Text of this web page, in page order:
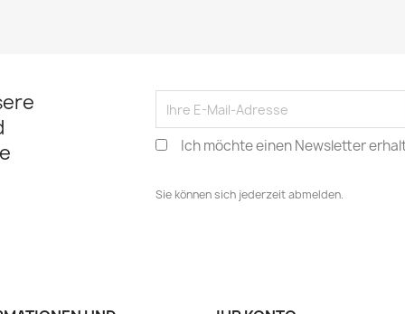
Ich möchte einen Newsletter
Sie können sich jederzeit abmelden.